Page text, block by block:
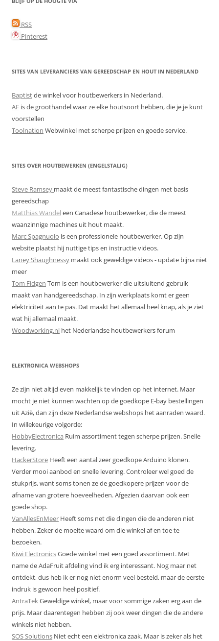
RSS
Pinterest
SITES VAN LEVERANCIERS VAN GEREEDSCHAP EN HOUT IN NEDERLAND
Baptistde winkel voor houtbewerkers in Nederland.
AF is de groothandel waar ze elke houtsoort hebben, die je je kunt
voorstellen
Toolnation Webwinkel met scherpe prijzen en goede service.
SITES OVER HOUTBEWERKEN (ENGELSTALIG)
Steve Ramsey maakt de meest fantastische dingen met basis
gereedschap
Matthias Wandel een Canadese houtbewerker, die de meest
waanzinnige machines uit hout maakt.
Marc Spagnuolo is een professionele houtbewerker. Op zijn
website plaatst hij nuttige tips en instructie videos.
Laney Shaughnessy maakt ook geweldige videos - update bijna niet
meer
Tom Fidgen Tom is een houtbewerker die uitsluitend gebruik
maakt van handgereedschap. In zijn werkplaats komt er geen
elektriciteit aan te pas. Dat maakt het allemaal heel knap, als je ziet
wat hij allemaal maakt.
Woodworking.nl het Nederlandse houtbewerkers forum
ELEKTRONICA WEBSHOPS
Ze zijn niet altijd even makkelijk te vinden op het internet. Maar
mocht je niet kunnen wachten op de goedkope E-bay bestellingen
uit Azië, dan zijn deze Nederlandse webshops het aanraden waard.
In willekeurige volgorde:
HobbyElectronica Ruim assortiment tegen scherpe prijzen. Snelle
levering.
HackerStore Heeft een aantal zeer goedkope Arduino klonen.
Verder mooi aanbod en snelle levering. Controleer wel goed de
stukprijs, want soms tonen ze de goedkopere prijzen voor de
afname van grotere hoeveelheden. Afgezien daarvan ook een
goede shop.
VanAllesEnMeer Heeft soms net die dingen die de anderen niet
hebben. Zeker de moeite waard om die winkel af en toe te
bezoeken.
Kiwi ElectronicsGoede winkel met een goed assortiment. Met
name de AdaFruit afdeling vind ik erg interessant. Nog maar net
ontdekt, dus heb ik er nog niet enorm veel besteld, maar de eerste
indruk is gewoon heel positief.
AntraTekGeweldige winkel, maar voor sommige zaken erg aan de
prijs. Maar daarentegen hebben zij ook weer dingen die de andere
winkels niet hebben.
SOS Solutions Niet echt een elektronica zaak. Maar is zeker als het